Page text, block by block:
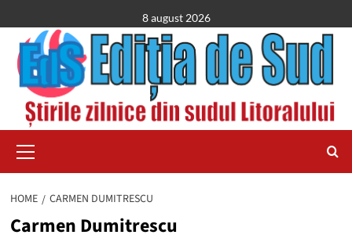
to
content
8 august 2026
Menu
HOME CARMEN DUMITRESCU
Carmen Dumitrescu